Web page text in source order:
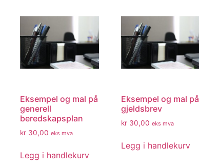
Eksempel og mal på
generell
beredskapsplan
kr30,00 eks mva
Legg i handlekurv
Eksempel og mal på
gjeldsbrev
kr30,00 eks mva
Legg i handlekurv